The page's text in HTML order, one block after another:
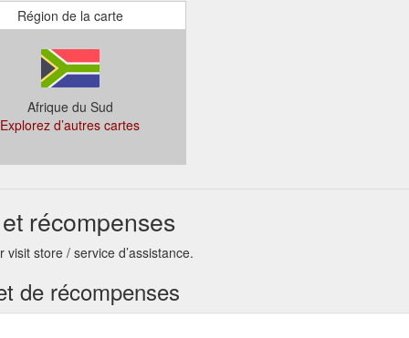
Région de la carte
Afrique du Sud
Explorez d’autres cartes
récompenses
store / service d’assistance.
de récompenses